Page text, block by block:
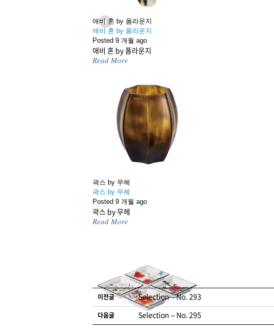
애비 혼 by 폼라운지
애비 혼 by 폼라운지
Posted 9 개월 ago
애비 혼 by 폼라운지
Read More
곽스 by 무헤
곽스 by 무헤
Posted 9 개월 ago
곽스 by 무헤
Read More
Previous
글 네비게이션
이전글 Selection – No. 293
다음글 Selection – No. 295